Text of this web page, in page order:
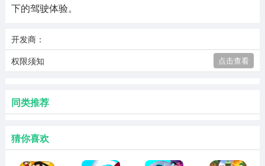
下的驾驶体验。
开发商：
权限须知
点击查看
同类推荐
猜你喜欢